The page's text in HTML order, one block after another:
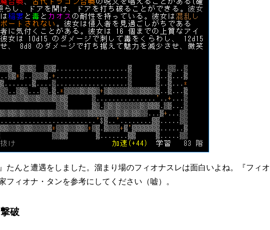
たんと遭遇をしました。溜まり場のフィオナスレは面白いよね。『フィオ
フィオナ・タンを参考にしてください（嘘）。
破